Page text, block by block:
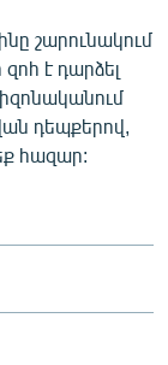
շարունակում
է դարձել
դեպքերով,
հազար: